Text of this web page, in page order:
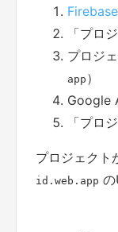
「プロ
プロジ
app ）
Google
「プロ
プロジェクト
id.web.app の